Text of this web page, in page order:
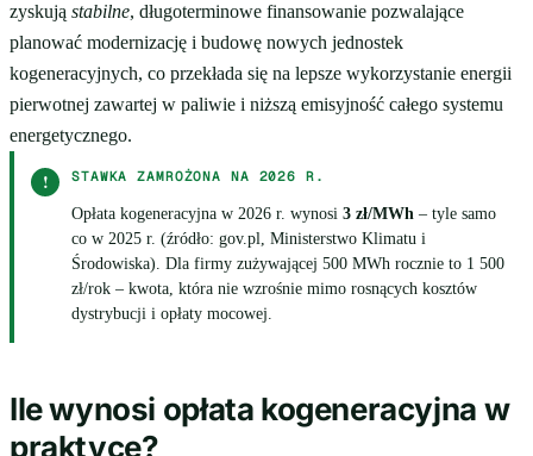
zyskują stabilne, długoterminowe finansowanie pozwalające
planować modernizację i budowę nowych jednostek
kogeneracyjnych, co przekłada się na lepsze wykorzystanie energii
pierwotnej zawartej w paliwie i niższą emisyjność całego systemu
energetycznego.
! STAWKA ZAMROŻONA NA 2026 R.
Opłata kogeneracyjna w 2026 r. wynosi 3 zł/MWh – tyle samo
co w 2025 r. (źródło: gov.pl, Ministerstwo Klimatu i
Środowiska). Dla firmy zużywającej 500 MWh rocznie to 1 500
zł/rok – kwota, która nie wzrośnie mimo rosnących kosztów
dystrybucji i opłaty mocowej.
Ile wynosi opłata kogeneracyjna w
praktyce?